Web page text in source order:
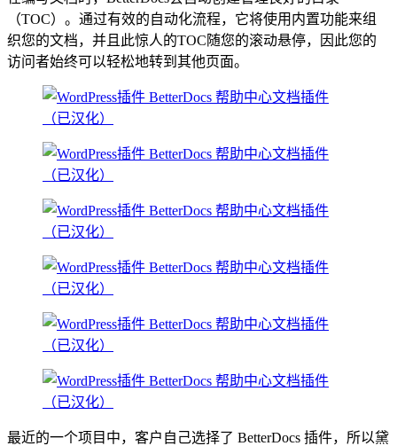
（TOC）。通过有效的自动化流程，它将使用内置功能来组
织您的文档，并且此惊人的TOC随您的滚动悬停，因此您的
访问者始终可以轻松地转到其他页面。
最近的一个项目中，客户自己选择了 BetterDocs 插件，所以黛